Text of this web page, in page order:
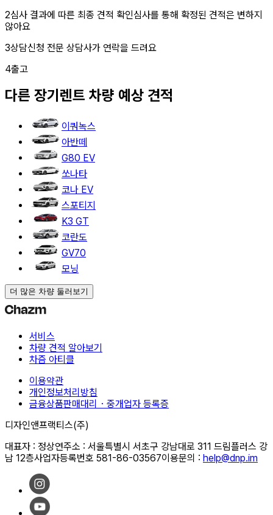
2심사 결과에 따른 최종 견적 확인심사를 통해 확정된 견적은 변하지
않아요
3상담신청 전문 상담사가 연락을 드려요
4출고
다른 장기렌트 차량 예상 견적
이쿼녹스
아반떼
G80 EV
쏘나타
코나 EV
스포티지
K3 GT
코란도
GV70
모닝
더 많은 차량 둘러보기
서비스
차량 견적 알아보기
차즘 아티클
이용약관
개인정보처리방침
금융상품판매대리・중개업자 등록증
디자인앤프랙티스(주)
대표자 : 정상연주소 : 서울특별시 서초구 강남대로 311 드림플러스 강
남 12층사업자등록번호 581-86-03567이용문의 : help@dnp.im